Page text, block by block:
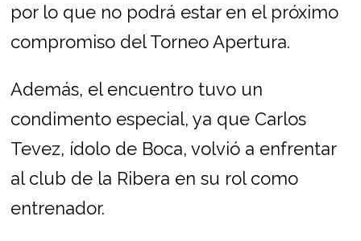
por lo que no podrá estar en el próximo
compromiso del Torneo Apertura.
Además, el encuentro tuvo un
condimento especial, ya que Carlos
Tevez, ídolo de Boca, volvió a enfrentar
al club de la Ribera en su rol como
entrenador.